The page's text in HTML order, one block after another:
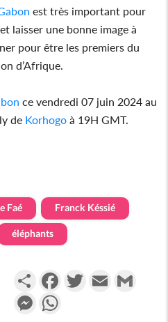
est très important pour
laisser une bonne image à
pour être les premiers du
d’Afrique.
ce vendredi 07 juin 2024 au
de Korhogo à 19H GMT.
Faé Franck Késsié
éléphants
PartagerFacebookTwitterEmail
Messenger